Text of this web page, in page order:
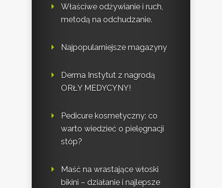
Właściwe odżywianie i ruch,
metodą na odchudzanie.
Najpopularniejsze magazyny
Derma Instytut z nagrodą
ORŁY MEDYCYNY!
Pedicure kosmetyczny: co
warto wiedzieć o pielęgnacji
stóp?
Maść na wrastające włoski
bikini – działanie i najlepsze